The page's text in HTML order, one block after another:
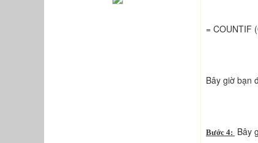
= COUNTIF
Bây giờ bạn
Bước 4: Bây